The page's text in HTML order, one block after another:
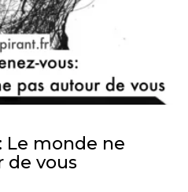
Le monde ne
de vous